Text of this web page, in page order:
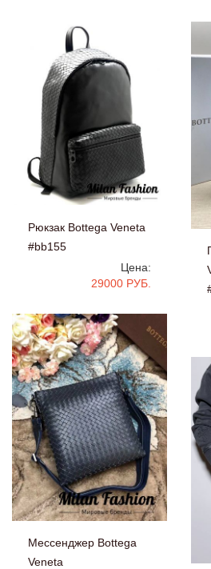
Рюкзак Bottega Veneta
#bb155
Цена:
29000 РУБ.
Мессенджер Bottega
Veneta